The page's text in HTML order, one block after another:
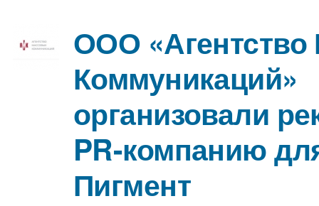
ООО
Коммуникаций»
организовали
PR-компанию
Пигмент